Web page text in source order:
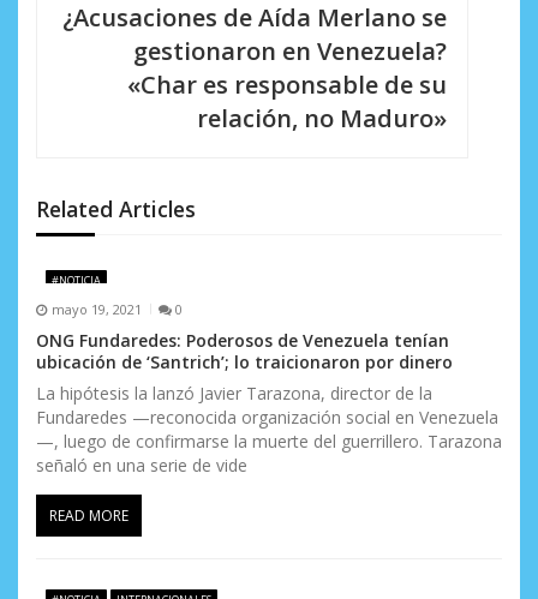
d
e
n
t
r
a
d
¿Acusaciones de Aída Merlano se
gestionaron en Venezuela?
«Char es responsable de su
relación, no Maduro»
Related Articles
#NOTICIA
mayo 19, 2021 0
ONG Fundaredes: Poderosos de Venezuela tenían
ubicación de ‘Santrich’; lo traicionaron por dinero
La hipótesis la lanzó Javier Tarazona, director de la
Fundaredes —reconocida organización social en Venezuela
—, luego de confirmarse la muerte del guerrillero. Tarazona
señaló en una serie de vide
READ MORE